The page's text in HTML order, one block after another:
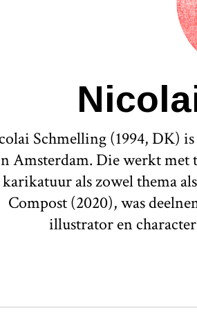
Schmelling (1994, DK)
Amsterdam. Die werkt met
karikatuur als zowel thema
Compost (2020), was
illustrator en